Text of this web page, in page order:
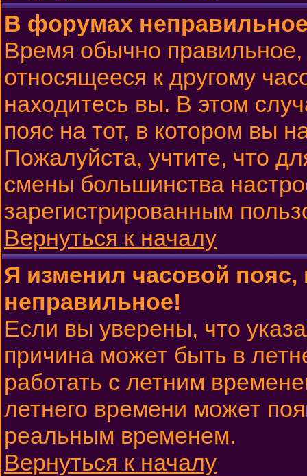
В форумах
Время обычно
относящееся к другому
находитесь вы. В этом
пояс на тот, в котором вы
Пожалуйста, учтите, что
смены большинства
зарегистрированным
Вернуться к началу
Я изменил часовой
неправильное!
Если вы уверены, что
причина может быть в
работать с летним
летнего времени может
реальным временем.
Вернуться к началу